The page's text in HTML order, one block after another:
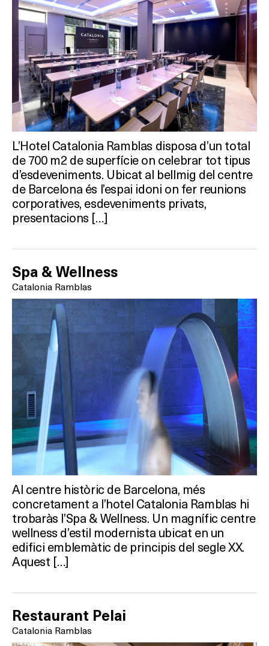
SALES
Activitats
On?
L’Hotel Catalonia Ramblas disposa d’un total
de 700 m2 de superfície on celebrar tot tipus
d’esdeveniments. Ubicat al bellmig del centre
de Barcelona és l’espai idoni on fer reunions
corporatives, esdeveniments privats,
presentacions […]
Spa & Wellness
Catalonia Ramblas
Al centre històric de Barcelona, més
concretament a l’hotel Catalonia Ramblas hi
trobaràs l’Spa & Wellness. Un magnífic centre
wellness d’estil modernista ubicat en un
edifici emblemàtic de principis del segle XX.
Aquest […]
Restaurant Pelai
Catalonia Ramblas